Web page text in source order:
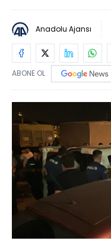
Anadolu Ajansı
ABONE OL